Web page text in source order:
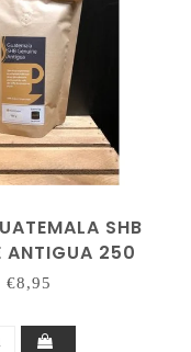
SHB
ANTIGUA 250
GRAM
€8,95